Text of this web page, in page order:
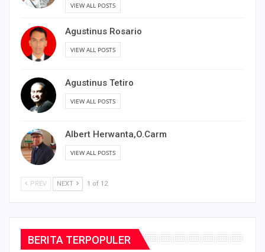
VIEW ALL POSTS
Agustinus Rosario
VIEW ALL POSTS
Agustinus Tetiro
VIEW ALL POSTS
Albert Herwanta,O.Carm
VIEW ALL POSTS
PREV NEXT 1 of 12
BERITA TERPOPULER